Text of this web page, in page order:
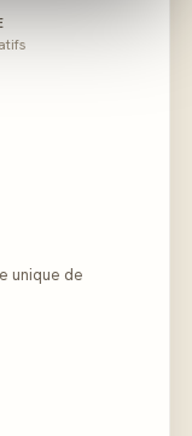
unique de